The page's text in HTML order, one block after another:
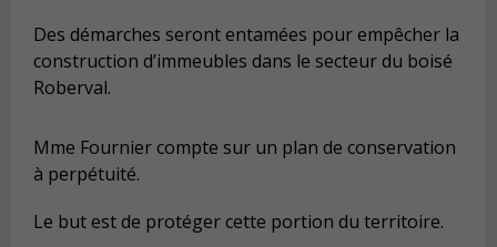
Des démarches seront entamées pour empêcher la
construction d’immeubles dans le secteur du boisé
Roberval.
Mme Fournier compte sur un plan de conservation
à perpétuité.
Le but est de protéger cette portion du territoire.